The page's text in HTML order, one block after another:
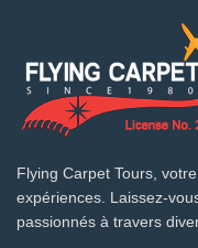
Flying Carpet Tours,
expériences. Laissez-
passionnés à travers